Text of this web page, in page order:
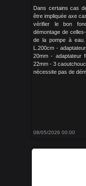
Dans certains cas
être impliquée axe
vérifier le bon
démontage de
de la pompe à
L.200cm -
20mm - adaptateur
22mm - 3
nécessite pas de
08/05/2026 00:00